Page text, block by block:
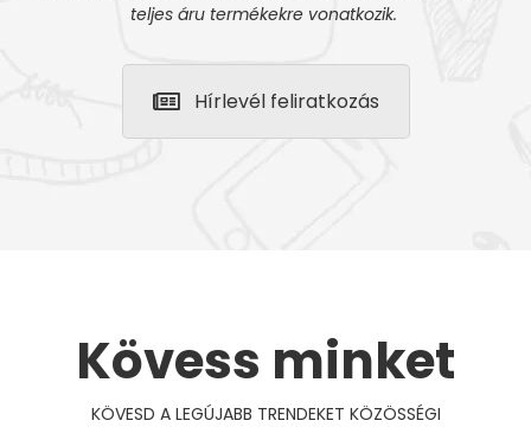
teljes áru termékekre vonatkozik.
Hírlevél feliratkozás
Kövess minket
KÖVESD A LEGÚJABB TRENDEKET KÖZÖSSÉGI